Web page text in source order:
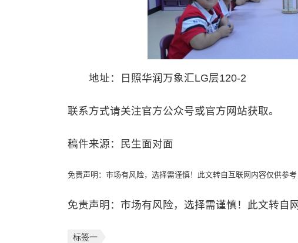
地址：日照华润万象汇LG层120-2
联系方式请关注官方公众号或官方网站获取。
稿件来源：民生面对面
免责声明：市场有风险，选择需谨慎！此文转自互联网内容仅供参
免责声明：市场有风险，选择需谨慎！此文转自
标签一